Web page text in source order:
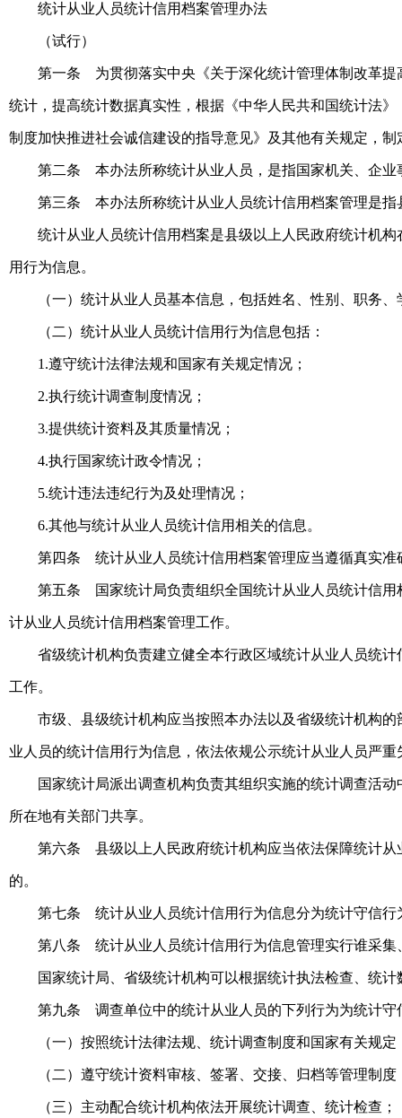
统计从业人员统计信用档案管理办法
（试行）
第一条 为贯彻落实中央《关于深化统计管理体制改革提
统计，提高统计数据真实性，根据《中华人民共和国统计法
制度加快推进社会诚信建设的指导意见》及其他有关规定，制
第二条 本办法所称统计从业人员，是指国家机关、企业
第三条 本办法所称统计从业人员统计信用档案管理是指
统计从业人员统计信用档案是县级以上人民政府统计机
用行为信息。
（一）统计从业人员基本信息，包括姓名、性别、职务
（二）统计从业人员统计信用行为信息包括：
1.遵守统计法律法规和国家有关规定情况；
2.执行统计调查制度情况；
3.提供统计资料及其质量情况；
4.执行国家统计政令情况；
5.统计违法违纪行为及处理情况；
6.其他与统计从业人员统计信用相关的信息。
第四条 统计从业人员统计信用档案管理应当遵循真实准
第五条 国家统计局负责组织全国统计从业人员统计信用
计从业人员统计信用档案管理工作。
省级统计机构负责建立健全本行政区域统计从业人员统
工作。
市级、县级统计机构应当按照本办法以及省级统计机构
业人员的统计信用行为信息，依法依规公示统计从业人员严重
国家统计局派出调查机构负责其组织实施的统计调查活
所在地有关部门共享。
第六条 县级以上人民政府统计机构应当依法保障统计从
的。
第七条 统计从业人员统计信用行为信息分为统计守信
第八条 统计从业人员统计信用行为信息管理实行谁采集
国家统计局、省级统计机构可以根据统计执法检查、统
第九条 调查单位中的统计从业人员的下列行为为统计守
（一）按照统计法律法规、统计调查制度和国家有关规
（二）遵守统计资料审核、签署、交接、归档等管理制度
（三）主动配合统计机构依法开展统计调查、统计检查；